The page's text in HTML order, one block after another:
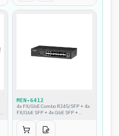
MEN-6412
4x FX/GbE Combo RJ45/SFP + 4x
FX/GbE SFP + 4x GbE SFP +
Console — Managed Aggregation
Switch